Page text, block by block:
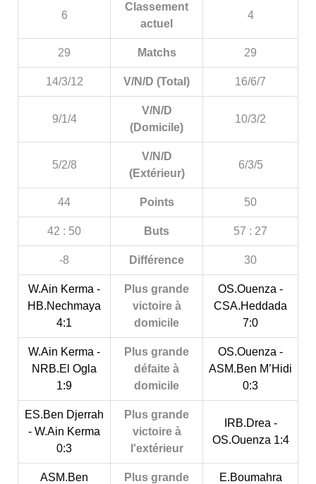
6
Classement
actuel
4
29 Matchs 29
14/3/12 V/N/D (Total) 16/6/7
9/1/4
V/N/D
(Domicile)
10/3/2
5/2/8
V/N/D
(Extérieur)
6/3/5
44 Points 50
42 : 50 Buts 57 : 27
-8 Différence 30
W.Ain Kerma -
HB.Nechmaya
4:1
Plus grande
victoire à
domicile
OS.Ouenza -
CSA.Heddada
7:0
W.Ain Kerma -
NRB.El Ogla
1:9
Plus grande
défaite à
domicile
OS.Ouenza -
ASM.Ben M’Hidi
0:3
ES.Ben Djerrah
- W.Ain Kerma
0:3
Plus grande
victoire à
l'extérieur
IRB.Drea -
OS.Ouenza 1:4
ASM.Ben
Plus grande
E.Boumahra